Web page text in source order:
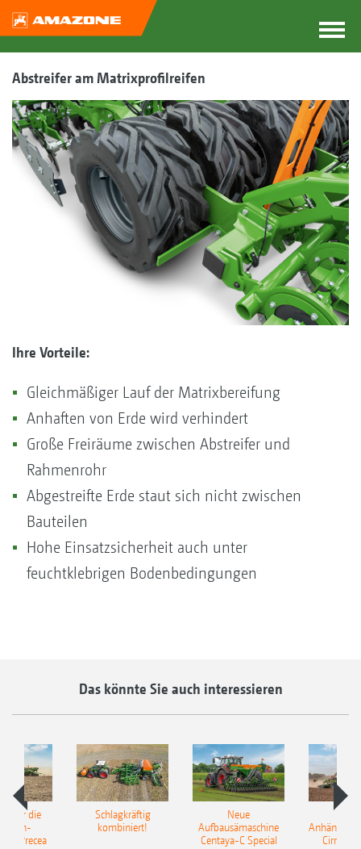
Abstreifer am Matrixprofilreifen
Ihre Vorteile:
Gleichmäßiger Lauf der Matrixbereifung
Anhaften von Erde wird verhindert
Große Freiräume zwischen Abstreifer und
Rahmenrohr
Abgestreifte Erde staut sich nicht zwischen
Bauteilen
Hohe Einsatzsicherheit auch unter
feuchtklebrigen Bodenbedingungen
Das könnte Sie auch interessieren
für die
Precea
Schlagkräftig
kombiniert!
Neue
Aufbausämaschine
Centaya-C Special
Cirrus